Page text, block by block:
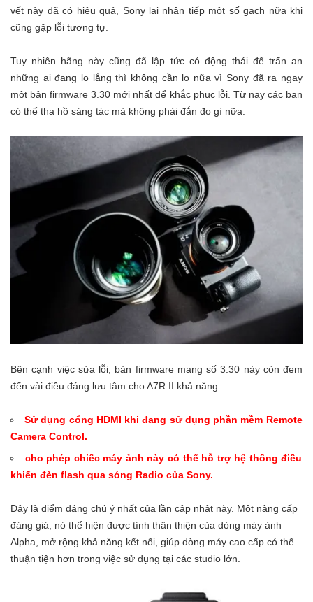
vết này đã có hiệu quả, Sony lại nhận tiếp một số gạch nữa khi
cũng gặp lỗi tương tự.
Tuy nhiên hãng này cũng đã lập tức có động thái để trấn an
những ai đang lo lắng thì không cần lo nữa vì Sony đã ra ngay
một bản firmware 3.30 mới nhất để khắc phục lỗi. Từ nay các bạn
có thể tha hồ sáng tác mà không phải đắn đo gì nữa.
Bên cạnh việc sửa lỗi, bản firmware mang số 3.30 này còn đem
đến vài điều đáng lưu tâm cho A7R II khả năng:
Sử dụng cổng HDMI khi đang sử dụng phần mềm Remote
Camera Control.
cho phép chiếc máy ảnh này có thể hỗ trợ hệ thống điều
khiển đèn flash qua sóng Radio của Sony.
Đây là điểm đáng chú ý nhất của lần cập nhật này. Một nâng cấp
đáng giá, nó thể hiện được tính thân thiện của dòng máy ảnh
Alpha, mở rộng khả năng kết nối, giúp dòng máy cao cấp có thể
thuận tiện hơn trong việc sử dụng tại các studio lớn.